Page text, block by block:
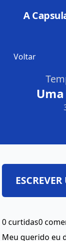
A
Voltar
0 curtidas0
Meu querido eu